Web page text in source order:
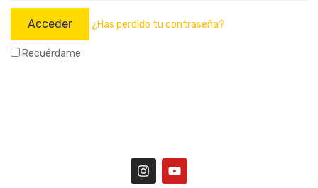
¿Has perdido tu contraseña?
Recuérdame